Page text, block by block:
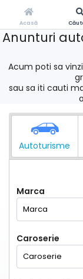
Anunturi
Acum poti sa
sau sa iti cauti
Autoturisme
Marca
Caroserie
Acasă